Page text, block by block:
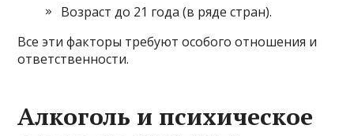
Возраст до 21 года (в ряде стран).
Все эти факторы требуют особого отношения и
ответственности.
Алкоголь и психическое